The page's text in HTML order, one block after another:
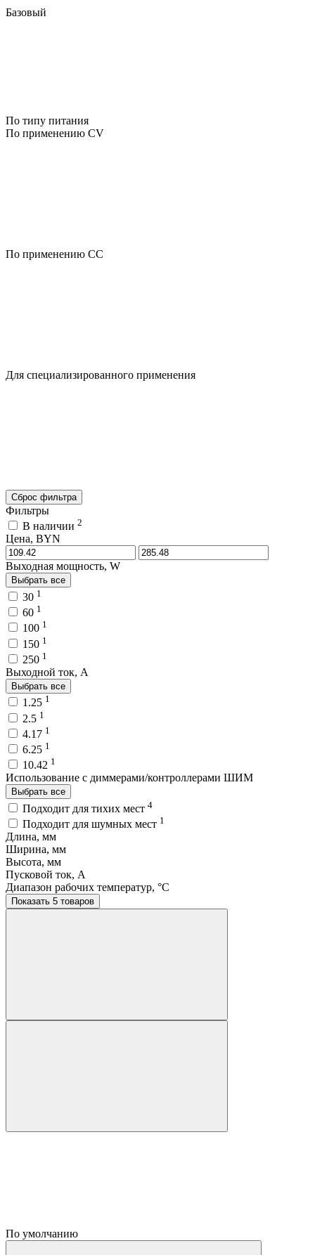
Базовый
По типу питания
По применению CV
По применению CC
Для специализированного применения
Сброс фильтра
Фильтры
В наличии 2
Цена, BYN
Выходная мощность, W
Выбрать все
30 1
60 1
100 1
150 1
250 1
Выходной ток, A
Выбрать все
1.25 1
2.5 1
4.17 1
6.25 1
10.42 1
Использование с диммерами/контроллерами ШИМ
Выбрать все
Подходит для тихих мест 4
Подходит для шумных мест 1
Длина, мм
Ширина, мм
Высота, мм
Пусковой ток, A
Диапазон рабочих температур, °C
Показать 5 товаров
По умолчанию